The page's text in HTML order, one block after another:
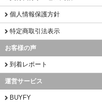
個人情報保護方針
特定商取引法表示
お客様の声
到着レポート
運営サービス
BUYFY